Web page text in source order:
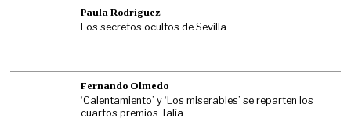
Paula Rodríguez
Los secretos ocultos de Sevilla
Fernando Olmedo
‘Calentamiento’ y ‘Los miserables’ se reparten los
cuartos premios Talía